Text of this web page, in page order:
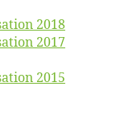
2018
2017
2015